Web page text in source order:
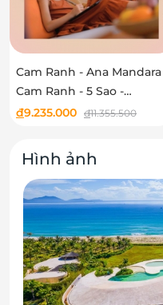
Cam Ranh - Ana Mandara
Cam Ranh - 5 Sao -
Lagoon Two-Bedroom
đ9.235.000 đ11.355.500
Hình ảnh